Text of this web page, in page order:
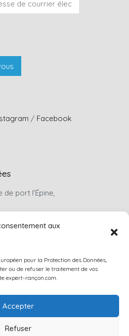
aux
pour la Protection des Données,
ou de refuser le traitement de vos
expert-rançon.com.
Accepter
Refuser
/ Facebook
de port l’Épine,
uniquement
74 57